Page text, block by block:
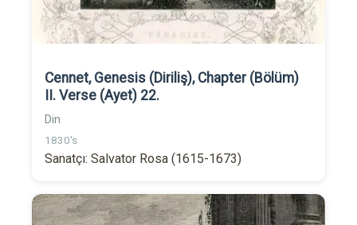
Cennet, Genesis (Diriliş), Chapter (Bölüm)
II. Verse (Ayet) 22.
Din
1830's
Sanatçı: Salvator Rosa (1615-1673)